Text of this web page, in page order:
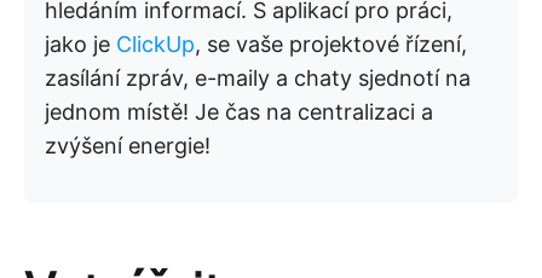
hledáním informací. S aplikací pro práci,
jako je ClickUp, se vaše projektové řízení,
zasílání zpráv, e-maily a chaty sjednotí na
jednom místě! Je čas na centralizaci a
zvýšení energie!